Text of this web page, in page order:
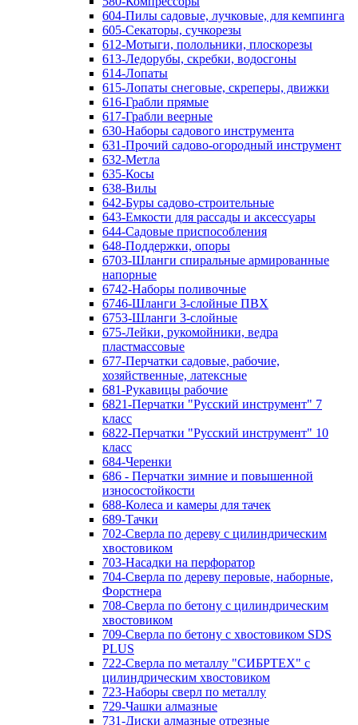
604-Пилы садовые, лучковые, для кемпинга
605-Секаторы, сучкорезы
612-Мотыги, полольники, плоскорезы
613-Ледорубы, скребки, водосгоны
614-Лопаты
615-Лопаты снеговые, скреперы, движки
616-Грабли прямые
617-Грабли веерные
630-Наборы садового инструмента
631-Прочий садово-огородный инструмент
632-Метла
635-Косы
638-Вилы
642-Буры садово-строительные
643-Емкости для рассады и аксессуары
644-Садовые приспособления
648-Поддержки, опоры
6703-Шланги спиральные армированные
напорные
6742-Наборы поливочные
6746-Шланги 3-слойные ПВХ
6753-Шланги 3-слойные
675-Лейки, рукомойники, ведра
пластмассовые
677-Перчатки садовые, рабочие,
хозяйственные, латексные
681-Рукавицы рабочие
6821-Перчатки "Русский инструмент" 7
класс
6822-Перчатки "Русский инструмент" 10
класс
684-Черенки
686 - Перчатки зимние и повышенной
износостойкости
688-Колеса и камеры для тачек
689-Тачки
702-Сверла по дереву с цилиндрическим
хвостовиком
703-Насадки на перфоратор
704-Сверла по дереву перовые, наборные,
Форстнера
708-Сверла по бетону с цилиндрическим
хвостовиком
709-Сверла по бетону с хвостовиком SDS
PLUS
722-Сверла по металлу "СИБРТЕХ" с
цилиндрическим хвостовиком
723-Наборы сверл по металлу
729-Чашки алмазные
731-Диски алмазные отрезные